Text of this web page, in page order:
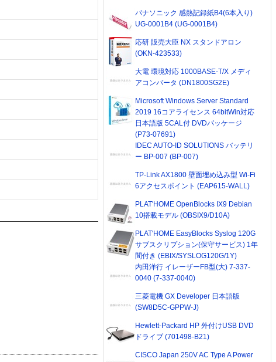
パナソニック 感熱記録紙B4(6本入り)
UG-0001B4 (UG-0001B4)
応研 販売大臣 NX スタンドアロン
(OKN-423533)
大電 環境対応 1000BASE-T/X メディ
アコンバータ (DN1800SG2E)
Microsoft Windows Server Standard
2019 16コアライセンス 64bitWin対応
日本語版 5CAL付 DVDパッケージ
(P73-07691)
IDEC AUTO-ID SOLUTIONS バッテリ
ー BP-007 (BP-007)
TP-Link AX1800 壁面埋め込み型 Wi-Fi
6アクセスポイント (EAP615-WALL)
PLAT'HOME OpenBlocks IX9 Debian
10搭載モデル (OBSIX9/D10A)
PLAT'HOME EasyBlocks Syslog 120G
サブスクリプション(保守サービス) 1年
間付き (EBIX/SYSLOG120G/1Y)
内田洋行 イレーザーFB型(大) 7-337-
0040 (7-337-0040)
三菱電機 GX Developer 日本語版
(SW8D5C-GPPW-J)
Hewlett-Packard HP 外付けUSB DVD
ドライブ (701498-B21)
CISCO Japan 250V AC Type A Power